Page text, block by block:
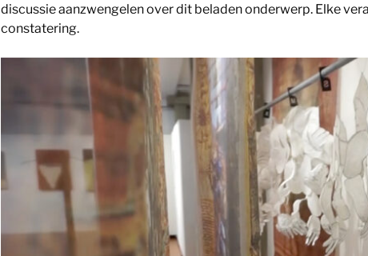
discussie aanzwengelen over dit beladen onderwerp. Elke
constatering.